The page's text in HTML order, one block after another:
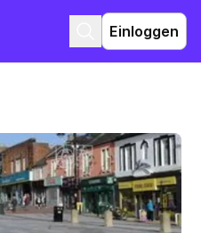
Einloggen